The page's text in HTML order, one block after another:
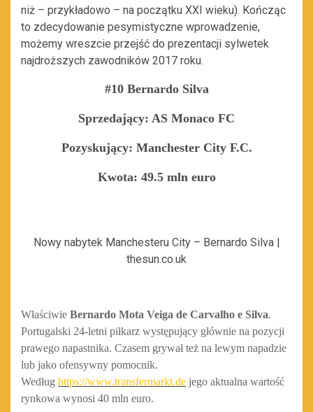
niż – przykładowo – na początku XXI wieku). Kończąc
to zdecydowanie pesymistyczne wprowadzenie,
możemy wreszcie przejść do prezentacji sylwetek
najdroższych zawodników 2017 roku.
#10 Bernardo Silva
Sprzedający: AS Monaco FC
Pozyskujący: Manchester City F.C.
Kwota: 49.5 mln euro
Nowy nabytek Manchesteru City – Bernardo Silva |
thesun.co.uk
Właściwie Bernardo Mota Veiga de Carvalho e Silva.
Portugalski 24-letni piłkarz występujący głównie na pozycji
prawego napastnika. Czasem grywał też na lewym napadzie
lub jako ofensywny pomocnik.
Według https://www.transfermarkt.de jego aktualna wartość
rynkowa wynosi 40 mln euro.